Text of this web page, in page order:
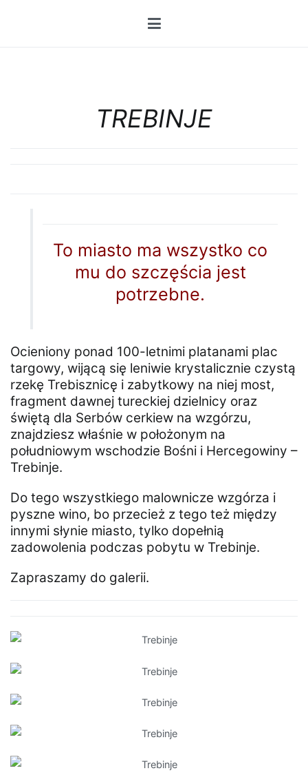
TREBINJE
To miasto ma wszystko co
mu do szczęścia jest
potrzebne.
Ocieniony ponad 100-letnimi platanami plac
targowy, wijącą się leniwie krystalicznie czystą
rzekę Trebisznicę i zabytkowy na niej most,
fragment dawnej tureckiej dzielnicy oraz
świętą dla Serbów cerkiew na wzgórzu,
znajdziesz właśnie w położonym na
południowym wschodzie Bośni i Hercegowiny –
Trebinje.
Do tego wszystkiego malownicze wzgórza i
pyszne wino, bo przecież z tego też między
innymi słynie miasto, tylko dopełnią
zadowolenia podczas pobytu w Trebinje.
Zapraszamy do galerii.